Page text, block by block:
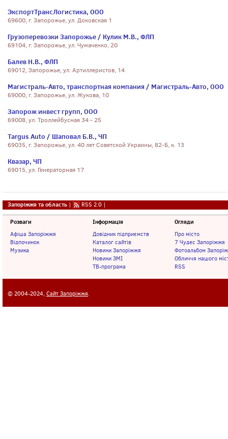
ЭкспортТрансЛогистика, ООО
69600, г. Запорожье, ул. Доковская 1
Грузоперевозки Запорожье / Кулик М.В., ФЛП
69104, г. Запорожье, ул. Чумаченко, 20
Балев Н.В., ФЛП
69012, Запорожье, ул. Артиллеристов, 14
Магистраль-Авто, транспортная компания / Магистраль-Авто, ООО
69000, г. Запорожье, ул. Жукова, 10
Запорож инвест групп, ООО
69008, ул. Троллейбусная 34 - 25
Targus Auto / Шаповал Б.В., ЧП
69035, г. Запорожье, ул. 40 лет Советской Украины, 82-Б, к. 13
Квазар, ЧП
69015, ул. Генераторная 17
Запоріжжя та область | RSS 2.0 |
Розваги
Афіша Запоріжжя
Відпочинок
Музика
Інформація
Довідник підприємств
Каталог сайтів
Новини Запоріжжя
Новини ЗМІ
ТВ-програма
Огляди
Про місто
7 Чудес Запоріжжя
Фотоальбом
Обличчя нашого
RSS
© 2004-2024, Сайт Запоріжжя.